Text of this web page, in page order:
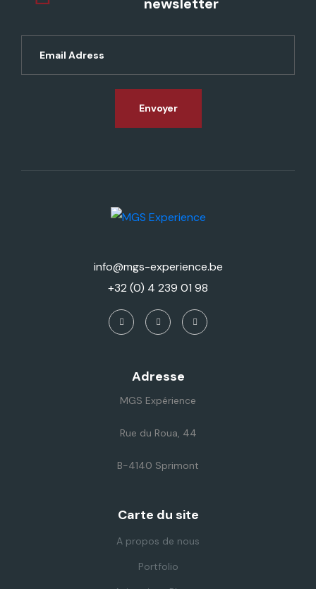
Envoyer
info@mgs-experience.be
+32 (0) 4 239 01 98
Adresse
MGS Expérience
Rue du Roua, 44
B-4140 Sprimont
Carte du site
A propos de nous
Portfolio